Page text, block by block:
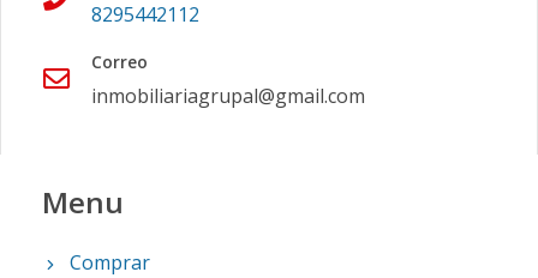
8295442112
Correo
inmobiliariagrupal@gmail.com
Menu
Comprar